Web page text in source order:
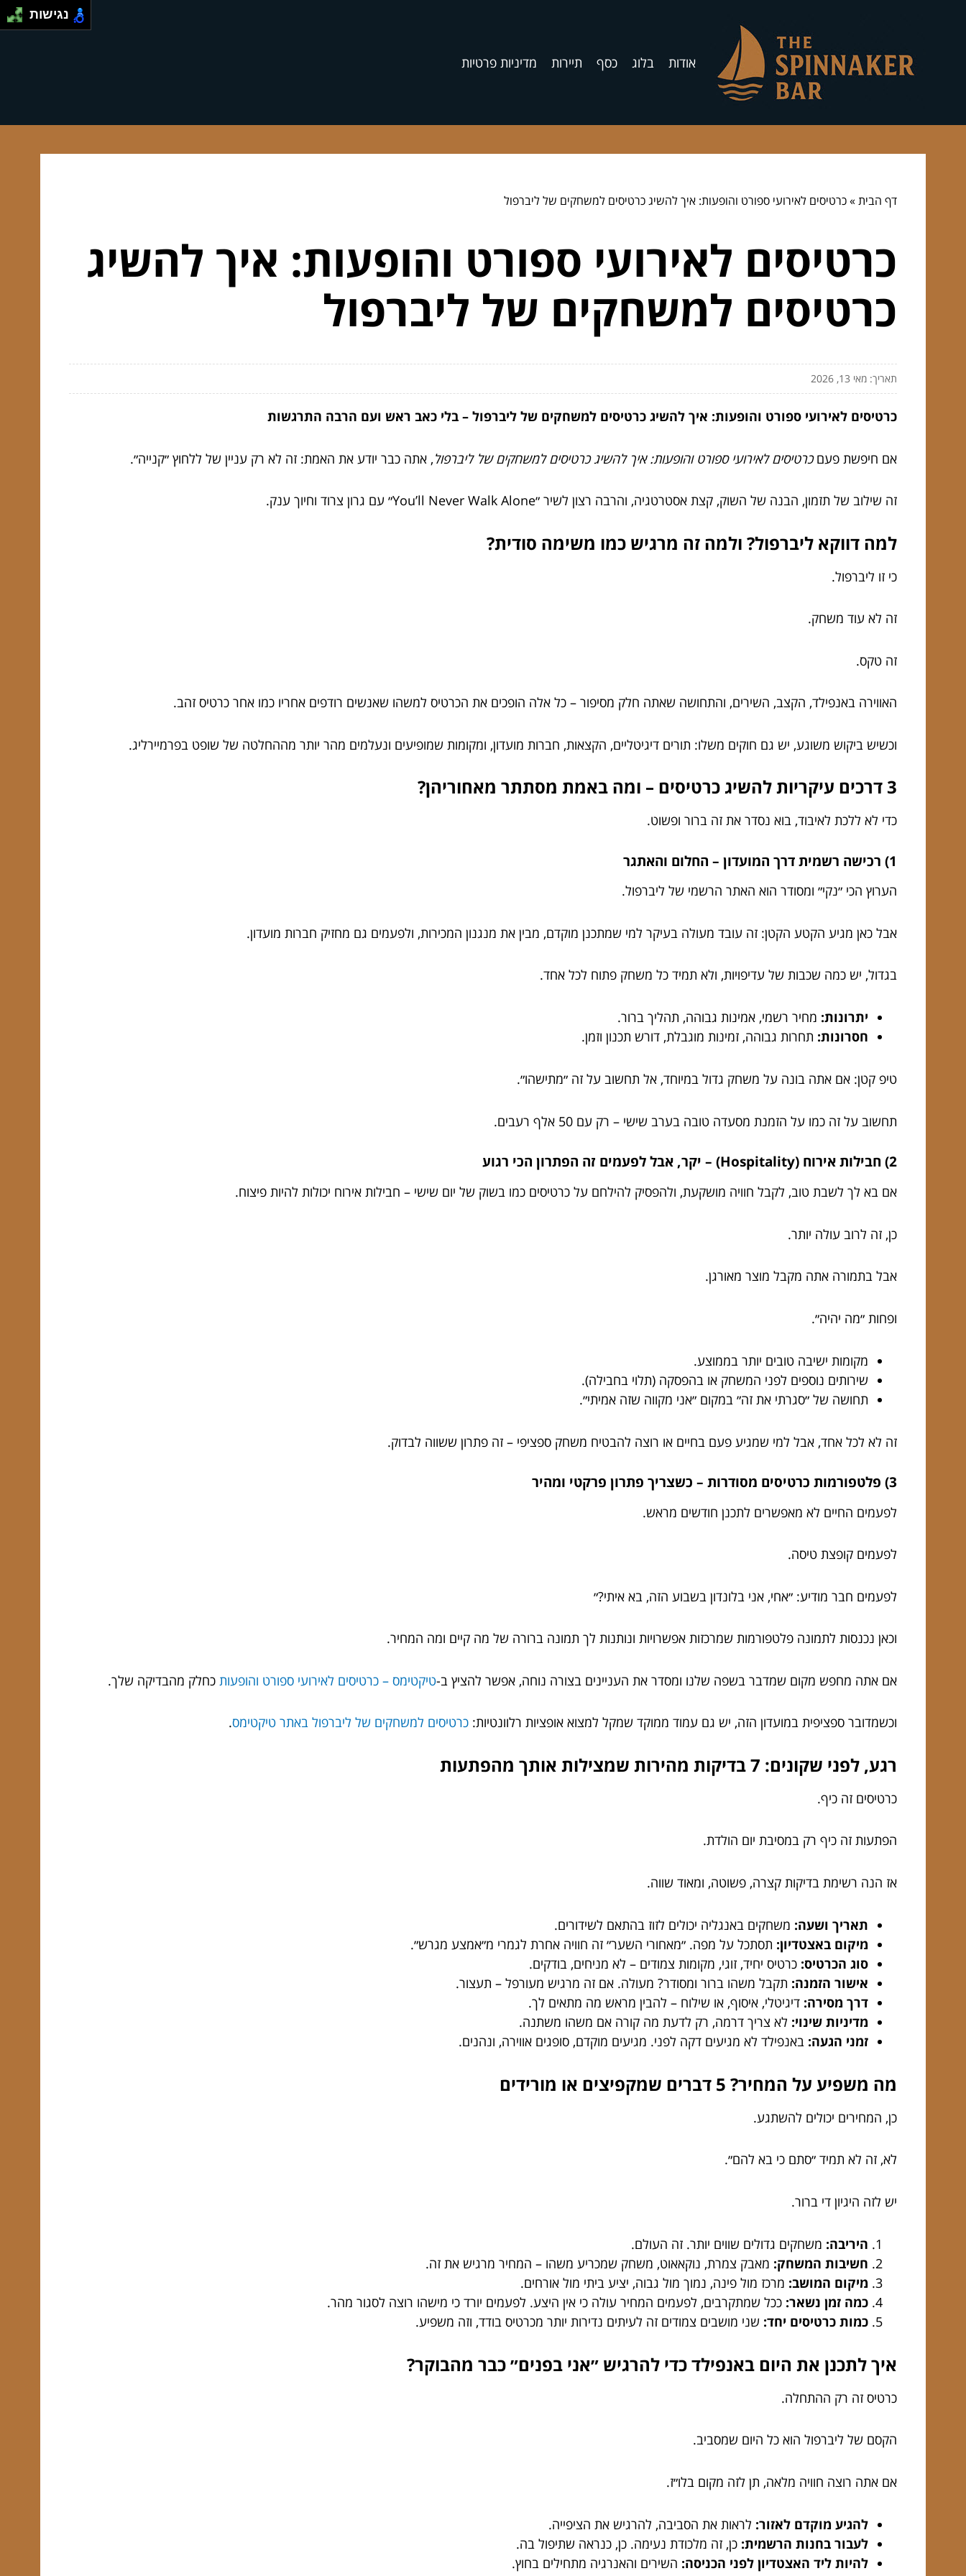
אודות בלוג כסף תיירות מדיניות פרטיות
דף הבית»כרטיסים לאירועי ספורט והופעות: איך להשיג כרטיסים למשחקים של ליברפול
כרטיסים לאירועי ספורט והופעות: איך להשיג
כרטיסים למשחקים של ליברפול
תאריך: מאי 13, 2026
כרטיסים לאירועי ספורט והופעות: איך להשיג כרטיסים למשחקים של ליברפול – בלי כאב ראש ועם הרבה התרגשות
אם חיפשת פעםכרטיסים לאירועי ספורט והופעות: איך להשיג כרטיסים למשחקים של ליברפול, אתה כבר יודע את האמת: זה לא רק עניין של ללחוץ ״קנייה״.
זה שילוב של תזמון, הבנה של השוק, קצת אסטרטגיה, והרבה רצון לשיר ״You’ll Never Walk Alone״ עם גרון צרוד וחיוך ענק.
למה דווקא ליברפול? ולמה זה מרגיש כמו משימה סודית?
כי זו ליברפול.
זה לא עוד משחק.
זה טקס.
האווירה באנפילד, הקצב, השירים, והתחושה שאתה חלק מסיפור – כל אלה הופכים את הכרטיס למשהו שאנשים רודפים אחריו כמו אחר כרטיס זהב.
וכשיש ביקוש משוגע, יש גם חוקים משלו: תורים דיגיטליים, הקצאות, חברות מועדון, ומקומות שמופיעים ונעלמים מהר יותר מההחלטה של שופט בפרמיירליג.
3 דרכים עיקריות להשיג כרטיסים – ומה באמת מסתתר מאחוריהן?
כדי לא ללכת לאיבוד, בוא נסדר את זה ברור ופשוט.
1) רכישה רשמית דרך המועדון – החלום והאתגר
הערוץ הכי ״נקי״ ומסודר הוא האתר הרשמי של ליברפול.
אבל כאן מגיע הקטע הקטן: זה עובד מעולה בעיקר למי שמתכנן מוקדם, מבין את מנגנון המכירות, ולפעמים גם מחזיק חברות מועדון.
בגדול, יש כמה שכבות של עדיפויות, ולא תמיד כל משחק פתוח לכל אחד.
יתרונות: מחיר רשמי, אמינות גבוהה, תהליך ברור.
חסרונות: תחרות גבוהה, זמינות מוגבלת, דורש תכנון וזמן.
טיפ קטן: אם אתה בונה על משחק גדול במיוחד, אל תחשוב על זה ״מתישהו״.
תחשוב על זה כמו על הזמנת מסעדה טובה בערב שישי – רק עם 50 אלף רעבים.
2) חבילות אירוח (Hospitality) – יקר, אבל לפעמים זה הפתרון הכי רגוע
אם בא לך לשבת טוב, לקבל חוויה מושקעת, ולהפסיק להילחם על כרטיסים כמו בשוק של יום שישי – חבילות אירוח יכולות להיות פיצוח.
כן, זה לרוב עולה יותר.
אבל בתמורה אתה מקבל מוצר מאורגן.
ופחות ״מה יהיה״.
מקומות ישיבה טובים יותר בממוצע.
שירותים נוספים לפני המשחק או בהפסקה (תלוי בחבילה).
תחושה של ״סגרתי את זה״ במקום ״אני מקווה שזה אמיתי״.
זה לא לכל אחד, אבל למי שמגיע פעם בחיים או רוצה להבטיח משחק ספציפי – זה פתרון ששווה לבדוק.
3) פלטפורמות כרטיסים מסודרות – כשצריך פתרון פרקטי ומהיר
לפעמים החיים לא מאפשרים לתכנן חודשים מראש.
לפעמים קופצת טיסה.
לפעמים חבר מודיע: ״אחי, אני בלונדון בשבוע הזה, בא איתי?״
וכאן נכנסות לתמונה פלטפורמות שמרכזות אפשרויות ונותנות לך תמונה ברורה של מה קיים ומה המחיר.
אם אתה מחפש מקום שמדבר בשפה שלנו ומסדר את העניינים בצורה נוחה, אפשר להציץ ב-טיקטימס – כרטיסים לאירועי ספורט והופעות כחלק מהבדיקה שלך.
וכשמדובר ספציפית במועדון הזה, יש גם עמוד ממוקד שמקל למצוא אופציות רלוונטיות: כרטיסים למשחקים של ליברפול באתר טיקטימס.
רגע, לפני שקונים: 7 בדיקות מהירות שמצילות אותך מהפתעות
כרטיסים זה כיף.
הפתעות זה כיף רק במסיבת יום הולדת.
אז הנה רשימת בדיקות קצרה, פשוטה, ומאוד שווה.
תאריך ושעה: משחקים באנגליה יכולים לזוז בהתאם לשידורים.
מיקום באצטדיון: תסתכל על מפה. ״מאחורי השער״ זה חוויה אחרת לגמרי מ״אמצע מגרש״.
סוג הכרטיס: כרטיס יחיד, זוגי, מקומות צמודים – לא מניחים, בודקים.
אישור הזמנה: תקבל משהו ברור ומסודר? מעולה. אם זה מרגיש מעורפל – תעצור.
דרך מסירה: דיגיטלי, איסוף, או שילוח – להבין מראש מה מתאים לך.
מדיניות שינוי: לא צריך דרמה, רק לדעת מה קורה אם משהו משתנה.
זמני הגעה: באנפילד לא מגיעים דקה לפני. מגיעים מוקדם, סופגים אווירה, ונהנים.
מה משפיע על המחיר? 5 דברים שמקפיצים או מורידים
כן, המחירים יכולים להשתגע.
לא, זה לא תמיד ״סתם כי בא להם״.
יש לזה היגיון די ברור.
היריבה: משחקים גדולים שווים יותר. זה העולם.
חשיבות המשחק: מאבק צמרת, נוקאאוט, משחק שמכריע משהו – המחיר מרגיש את זה.
מיקום המושב: מרכז מול פינה, נמוך מול גבוה, יציע ביתי מול אורחים.
כמה זמן נשאר: ככל שמתקרבים, לפעמים המחיר עולה כי אין היצע. לפעמים יורד כי מישהו רוצה לסגור מהר.
כמות כרטיסים יחד: שני מושבים צמודים זה לעיתים נדירות יותר מכרטיס בודד, וזה משפיע.
איך לתכנן את היום באנפילד כדי להרגיש ״אני בפנים״ כבר מהבוקר?
כרטיס זה רק ההתחלה.
הקסם של ליברפול הוא כל היום שמסביב.
אם אתה רוצה חוויה מלאה, תן לזה מקום בלו״ז.
להגיע מוקדם לאזור: לראות את הסביבה, להרגיש את הציפייה.
לעבור בחנות הרשמית: כן, זה מלכודת נעימה. כן, כנראה שתיפול בה.
להיות ליד האצטדיון לפני הכניסה: השירים והאנרגיה מתחילים בחוץ.
נגישות